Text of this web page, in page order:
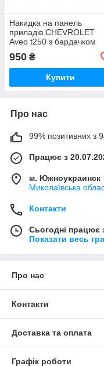
Накидка на панель
приладів CHEVROLET
Aveo t250 з бардачком
Чохол/накидка на
в авто Шевроле Авео
950 ₴
Купити
Про нас
99% позитивних з
Працює з
м. Южноукраинск
Миколаївська
Контакти
Сьогодні працює
Показати весь
Про нас
Контакти
Доставка та оплата
Графік роботи